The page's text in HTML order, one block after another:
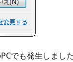
でも発生しま